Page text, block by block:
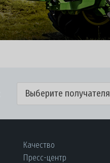
Выберите получателя
Качество
Пресс-центр